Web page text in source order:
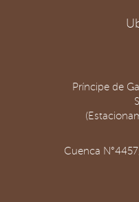
Príncipe de
Cuenca